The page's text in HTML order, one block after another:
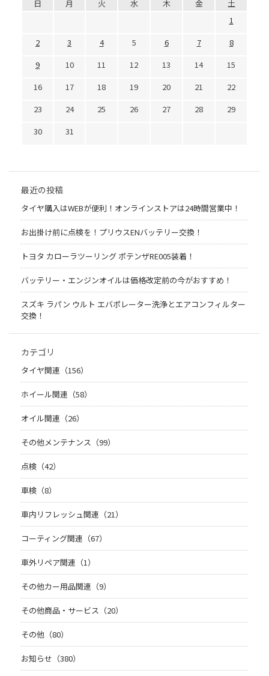
日 月 火 水 木 金
土
1
2
3 4 5 6 7
8
9
10 11 12 13 14
15
16
17 18 19 20 21
22
23
24 25 26 27 28
29
30
31
最近の投稿
タイヤ購入はWEBが便利！オンラインストアは24時間営業中！
お出掛け前に点検を！プリウスENバッテリー交換！
トヨタ カローラツーリング ポテンザRE005装着！
バッテリー・エンジンオイルは価格改定前の今がおすすめ！
スズキ ラパン ウルト エバポレーター洗浄とエアコンフィルター
交換！
カテゴリ
タイヤ関連（156）
ホイール関連（58）
オイル関連（26）
その他メンテナンス（99）
点検（42）
車検（8）
車内リフレッシュ関連（21）
コーティング関連（67）
車外リペア関連（1）
その他カー用品関連（9）
その他商品・サービス（20）
その他（80）
お知らせ（380）